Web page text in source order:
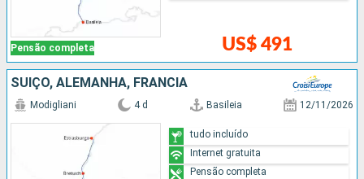
Pensão completa US$ 491
SUÍÇO, ALEMANHA, FRANCIA
Modigliani 4 d Basileia 12/11/2026
tudo incluído
Internet gratuita
Pensão completa